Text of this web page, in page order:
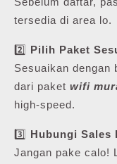
tersedia di area lo.
2️⃣ Pilih Paket
Sesuaikan dengan
dari paket wifi
high-speed.
3️⃣ Hubungi Sales
Jangan pake calo!